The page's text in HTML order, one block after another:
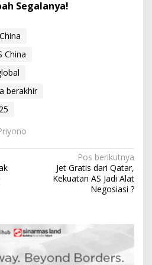
Segalanya!
China
berakhir
Pos berikutnya
Jet Gratis dari Qatar,
Kekuatan AS Jadi Alat
Negosiasi ?